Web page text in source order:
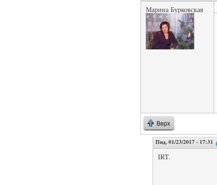
Марина Бурковская
Верх
Пнд, 01/23/2017 - 17:31
IRT.